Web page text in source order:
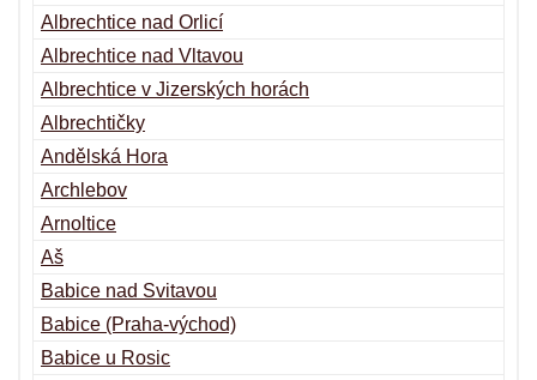
Albrechtice nad Orlicí
Albrechtice nad Vltavou
Albrechtice v Jizerských horách
Albrechtičky
Andělská Hora
Archlebov
Arnoltice
Aš
Babice nad Svitavou
Babice (Praha-východ)
Babice u Rosic